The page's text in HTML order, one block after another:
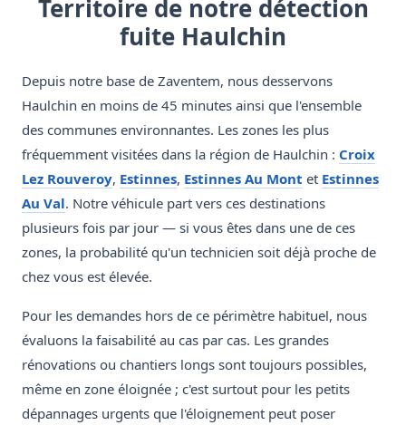
Territoire de notre détection
fuite Haulchin
Depuis notre base de Zaventem, nous desservons
Haulchin en moins de 45 minutes ainsi que l'ensemble
des communes environnantes. Les zones les plus
fréquemment visitées dans la région de Haulchin : Croix
Lez Rouveroy, Estinnes, Estinnes Au Mont et Estinnes
Au Val. Notre véhicule part vers ces destinations
plusieurs fois par jour — si vous êtes dans une de ces
zones, la probabilité qu'un technicien soit déjà proche de
chez vous est élevée.
Pour les demandes hors de ce périmètre habituel, nous
évaluons la faisabilité au cas par cas. Les grandes
rénovations ou chantiers longs sont toujours possibles,
même en zone éloignée ; c'est surtout pour les petits
dépannages urgents que l'éloignement peut poser